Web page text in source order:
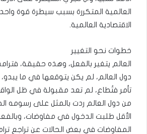
العالمية المتكررة بسبب سيطرة قوة
الاقتصادية العالمية.
خطوات نحو التغيير
العالم يتغير بالفعل، وهذه حقيقة،
دول العالم، لم يكن يتوقعها في ما يبدو،
تأمر فتُطاع، لم تعد مقبولة في ظل
من دول العالم ردت بالمثل على رسومه
الأقل طلبت الدخول في مفاوضات،
المفاوضات في بعض الحالات عن تراجع